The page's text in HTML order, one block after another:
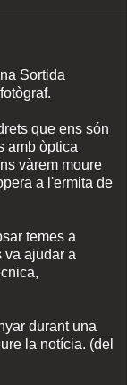
Sortida
que ens són
amb òptica
vàrem moure
a l'ermita de
temes a
va ajudar a
durant una
la notícia. (del